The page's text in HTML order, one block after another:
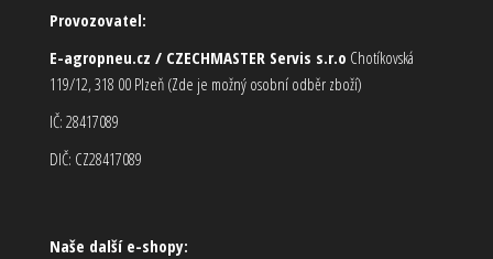
Provozovatel:
E-agropneu.cz / CZECHMASTER Servis s.r.o Chotíkovská
119/12, 318 00 Plzeň (Zde je možný osobní odběr zboží)
IČ: 28417089
DIČ: CZ28417089
Naše další e-shopy: